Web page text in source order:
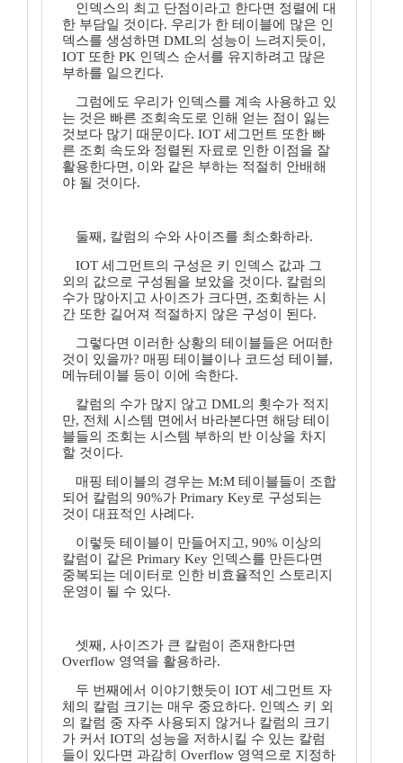
인덱스의 최고 단점이라고 한다면 정렬에 대
한 부담일 것이다. 우리가 한 테이블에 많은 인
덱스를 생성하면 DML의 성능이 느려지듯이,
IOT 또한 PK 인덱스 순서를 유지하려고 많은
부하를 일으킨다.
그럼에도 우리가 인덱스를 계속 사용하고 있
는 것은 빠른 조회속도로 인해 얻는 점이 잃는
것보다 많기 때문이다. IOT 세그먼트 또한 빠
른 조회 속도와 정렬된 자료로 인한 이점을 잘
활용한다면, 이와 같은 부하는 적절히 안배해
야 될 것이다.
둘째, 칼럼의 수와 사이즈를 최소화하라.
IOT 세그먼트의 구성은 키 인덱스 값과 그
외의 값으로 구성됨을 보았을 것이다. 칼럼의
수가 많아지고 사이즈가 크다면, 조회하는 시
간 또한 길어져 적절하지 않은 구성이 된다.
그렇다면 이러한 상황의 테이블들은 어떠한
것이 있을까? 매핑 테이블이나 코드성 테이블,
메뉴테이블 등이 이에 속한다.
칼럼의 수가 많지 않고 DML의 횟수가 적지
만, 전체 시스템 면에서 바라본다면 해당 테이
블들의 조회는 시스템 부하의 반 이상을 차지
할 것이다.
매핑 테이블의 경우는 M:M 테이블들이 조합
되어 칼럼의 90%가 Primary Key로 구성되는
것이 대표적인 사례다.
이렇듯 테이블이 만들어지고, 90% 이상의
칼럼이 같은 Primary Key 인덱스를 만든다면
중복되는 데이터로 인한 비효율적인 스토리지
운영이 될 수 있다.
셋째, 사이즈가 큰 칼럼이 존재한다면
Overflow 영역을 활용하라.
두 번째에서 이야기했듯이 IOT 세그먼트 자
체의 칼럼 크기는 매우 중요하다. 인덱스 키 외
의 칼럼 중 자주 사용되지 않거나 칼럼의 크기
가 커서 IOT의 성능을 저하시킬 수 있는 칼럼
들이 있다면 과감히 Overflow 영역으로 지정하